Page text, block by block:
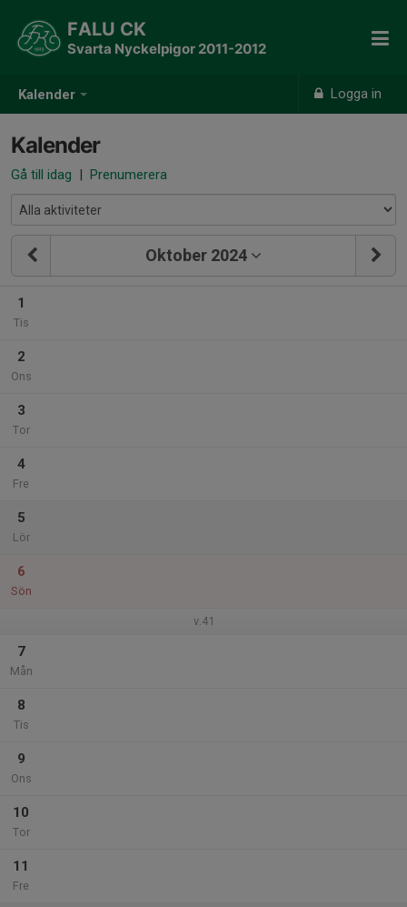
Kalender Logga in
FALU CK
Svarta Nyckelpigor 2011-2012
Kalender
Gå till idag | Prenumerera
Oktober 2024
1
Tis
2
Ons
3
Tor
4
Fre
5
Lör
6
Sön
v.41
7
Mån
8
Tis
9
Ons
10
Tor
11
Fre